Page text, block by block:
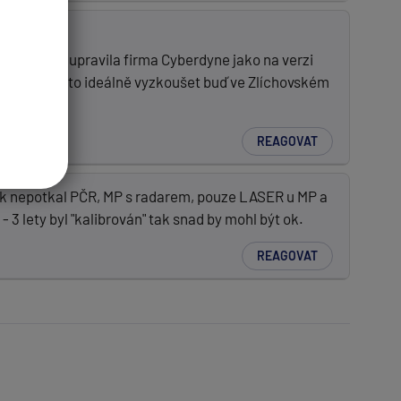
upravila firma Cyberdyne jako na verzi
Proto ideálně vyzkoušet buď ve Zlíchovském
REAGOVAT
PČR, MP s radarem, pouze LASER u MP a
3 lety byl "kalibrován" tak snad by mohl být ok.
REAGOVAT